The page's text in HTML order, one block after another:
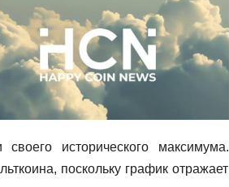
исторического максимума.
поскольку график отражает